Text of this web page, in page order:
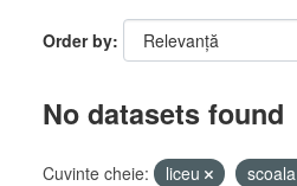
Order by
No datasets found
Cuvinte cheie: liceu scoala